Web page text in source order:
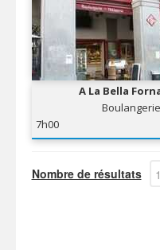
A La Bella
Boulangerie
7h00
Nombre de résultats